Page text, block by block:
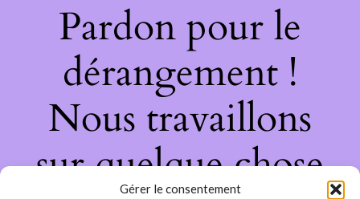
Gérer le consentement
Pardon pour le
dérangement !
Nous travaillons
sur quelque chose